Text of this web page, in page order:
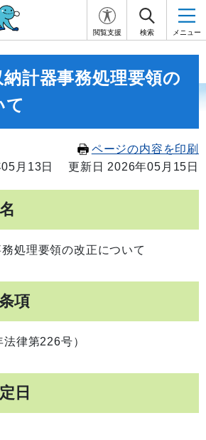
閲覧支援 検索 メニュー
計器事務処理要領の
て
ページの内容を印刷
月13日
更新日 2026年05月15日
処理要領の改正について
項
律第226号）
日